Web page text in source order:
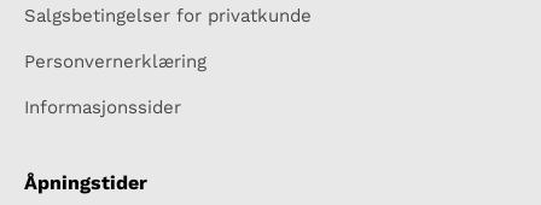
Salgsbetingelser for privatkunde
Personvernerklæring
Informasjonssider
Åpningstider